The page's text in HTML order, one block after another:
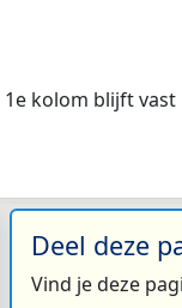
kolom blijft vast
Deel deze
Vind je deze